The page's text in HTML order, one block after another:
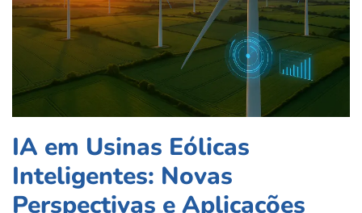
IA em Usinas Eólicas
Inteligentes: Novas
Perspectivas e Aplicações